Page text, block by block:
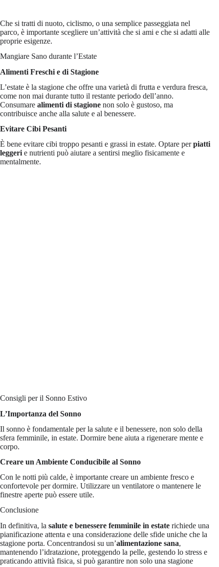
Che si tratti di nuoto, ciclismo, o una semplice passeggiata nel
parco, è importante scegliere un’attività che si ami e che si adatti alle
proprie esigenze.
Mangiare Sano durante l’Estate
Alimenti Freschi e di Stagione
L’estate è la stagione che offre una varietà di frutta e verdura fresca,
come non mai durante tutto il restante periodo dell’anno.
Consumare alimenti di stagione non solo è gustoso, ma
contribuisce anche alla salute e al benessere.
Evitare Cibi Pesanti
È bene evitare cibi troppo pesanti e grassi in estate. Optare perpiatti
leggeri e nutrienti può aiutare a sentirsi meglio fisicamente e
mentalmente.
Consigli per il Sonno Estivo
L’Importanza del Sonno
Il sonno è fondamentale per la salute e il benessere, non solo della
sfera femminile, in estate. Dormire bene aiuta a rigenerare mente e
corpo.
Creare un Ambiente Conducibile al Sonno
Con le notti più calde, è importante creare un ambiente fresco e
confortevole per dormire. Utilizzare un ventilatore o mantenere le
finestre aperte può essere utile.
Conclusione
In definitiva, la salute e benessere femminile in estate richiede una
pianificazione attenta e una considerazione delle sfide uniche che la
stagione porta. Concentrandosi su un’alimentazione sana,
mantenendo l’idratazione, proteggendo la pelle, gestendo lo stress e
praticando attività fisica, si può garantire non solo una stagione